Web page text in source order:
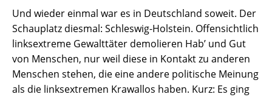
Und wieder einmal war es in Deutschland soweit. Der
Schauplatz diesmal: Schleswig-Holstein. Offensichtlich
linksextreme Gewalttäter demolieren Hab’ und Gut
von Menschen, nur weil diese in Kontakt zu anderen
Menschen stehen, die eine andere politische Meinung
als die linksextremen Krawallos haben. Kurz: Es ging